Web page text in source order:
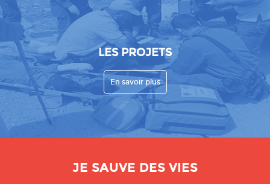
LES PROJETS
En savoir plus
JE SAUVE DES VIES